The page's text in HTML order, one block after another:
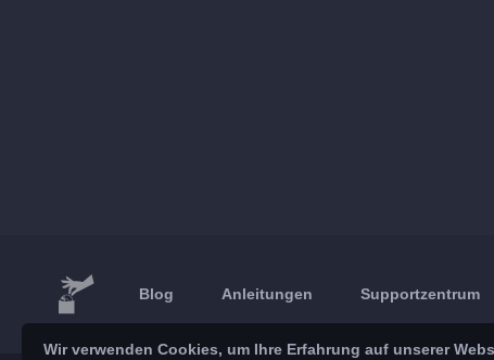
Blog Anleitungen Supportzentrum
Wir verwenden Cookies, um Ihre Erfahrung auf unserer